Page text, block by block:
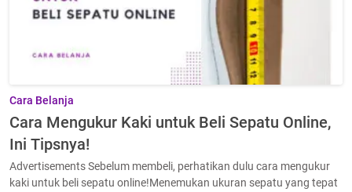
Cara Belanja
Cara Mengukur Kaki untuk Beli Sepatu Online,
Ini Tipsnya!
Advertisements Sebelum membeli, perhatikan dulu cara mengukur
kaki untuk beli sepatu online!Menemukan ukuran sepatu yang tepat